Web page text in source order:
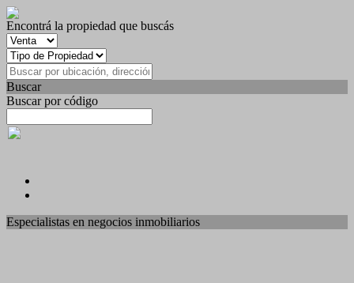
Encontrá la propiedad que buscás
Buscar
Buscar por código
Especialistas en negocios inmobiliarios